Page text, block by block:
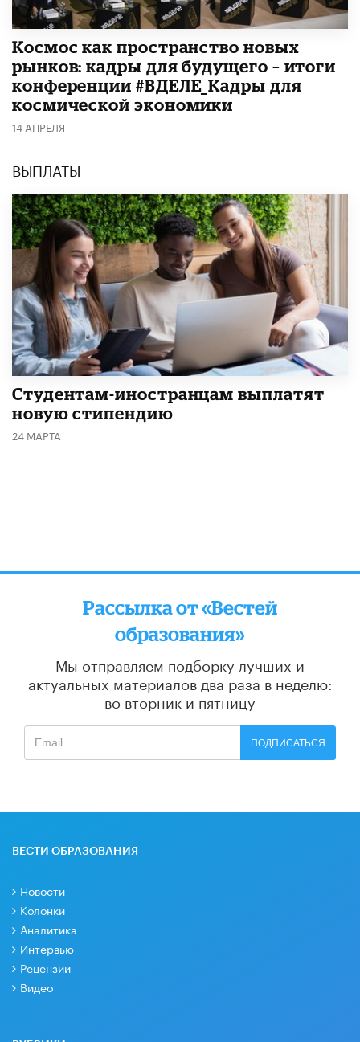
Космос как пространство новых
рынков: кадры для будущего – итоги
конференции #ВДЕЛЕ_Кадры для
космической экономики
14 АПРЕЛЯ
ВЫПЛАТЫ
Студентам-иностранцам выплатят
новую стипендию
24 МАРТА
Рассылка от «Вестей
образования»
Мы отправляем подборку лучших и
актуальных материалов два раза в неделю:
во вторник и пятницу
ПОДПИСАТЬСЯ
ВЕСТИ ОБРАЗОВАНИЯ
Новости
Колонки
Аналитика
Интервью
Рецензии
Видео